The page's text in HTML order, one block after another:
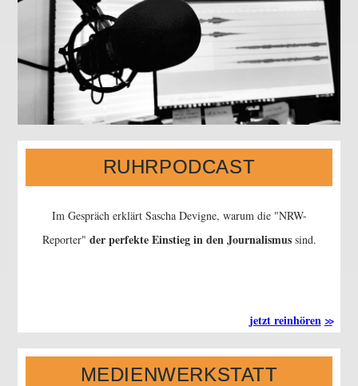
RUHRPODCAST
Im Gespräch erklärt Sascha Devigne, warum die NRW-
Reporter der perfekte Einstieg in den Journalismussind.
jetzt reinhören
MEDIENWERKSTATT